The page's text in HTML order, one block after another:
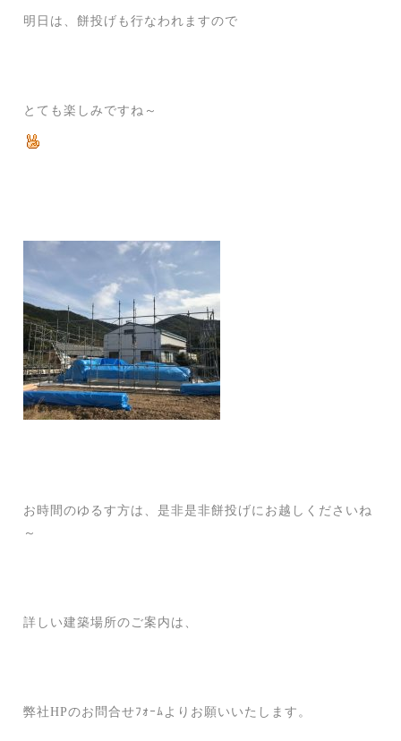
明日は、餅投げも行なわれますので
とても楽しみですね～
お時間のゆるす方は、是非是非餅投げにお越しくださいね
～
詳しい建築場所のご案内は、
弊社HPのお問合せﾌｫｰﾑよりお願いいたします。